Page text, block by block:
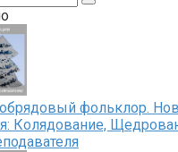
фольклор.
Колядование,